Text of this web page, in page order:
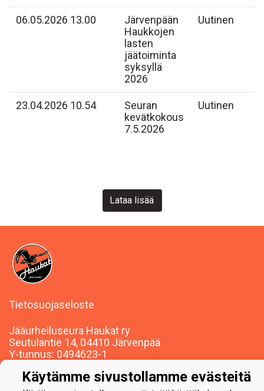
06.05.2026 13.00
Järvenpään
Haukkojen
lasten
jäätoiminta
syksyllä
2026
Uutinen
23.04.2026 10.54
Seuran
kevätkokous
7.5.2026
Uutinen
Lataa lisää
Tietosuojaseloste
Jääurheiluseura Haukat ry
Seutulantie 14, 04410 Järvenpää
Y-tunnus: 0494623-1
Käytämme sivustollamme evästeitä